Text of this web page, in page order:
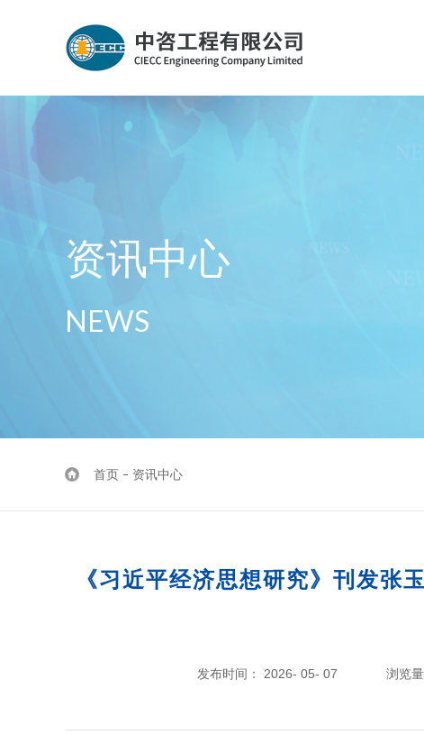
资讯中心
NEWS
首页 资讯中心
《习近平经济思想研究》刊发张
发布时间： 2026- 05- 07 浏览量